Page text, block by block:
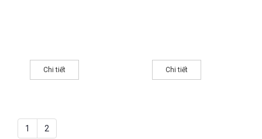
Chi tiết Chi tiết
1 2